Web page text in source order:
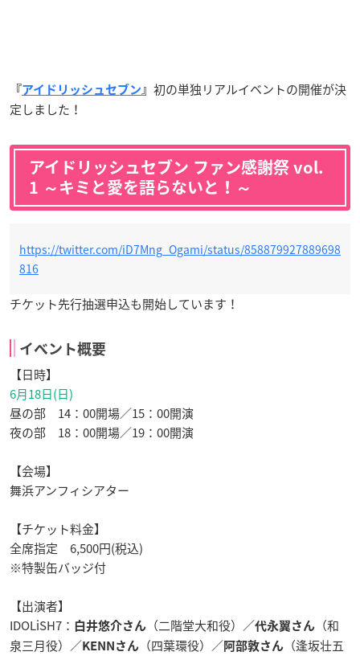
『アイドリッシュセブン 』 初の単独リアルイベントの開催が決
定しました！
アイドリッシュセブン ファン感謝祭 vol.
1 ～キミと愛を語らないと！～
https://twitter.com/iD7Mng_Ogami/status/858879927889698
816
チケット先行抽選申込も開始しています！
イベント概要
【日時】
6月18日(日)
昼の部 14：00開場／15：00開演
夜の部 18：00開場／19：00開演
【会場】
舞浜アンフィシアター
【チケット料金】
全席指定 6,500円(税込)
※特製缶バッジ付
【出演者】
IDOLiSH7： 白井悠介さん （二階堂大和役）／代永翼さん
（和
泉三月役）／KENNさん （四葉環役）／阿部敦さん
（逢坂壮五